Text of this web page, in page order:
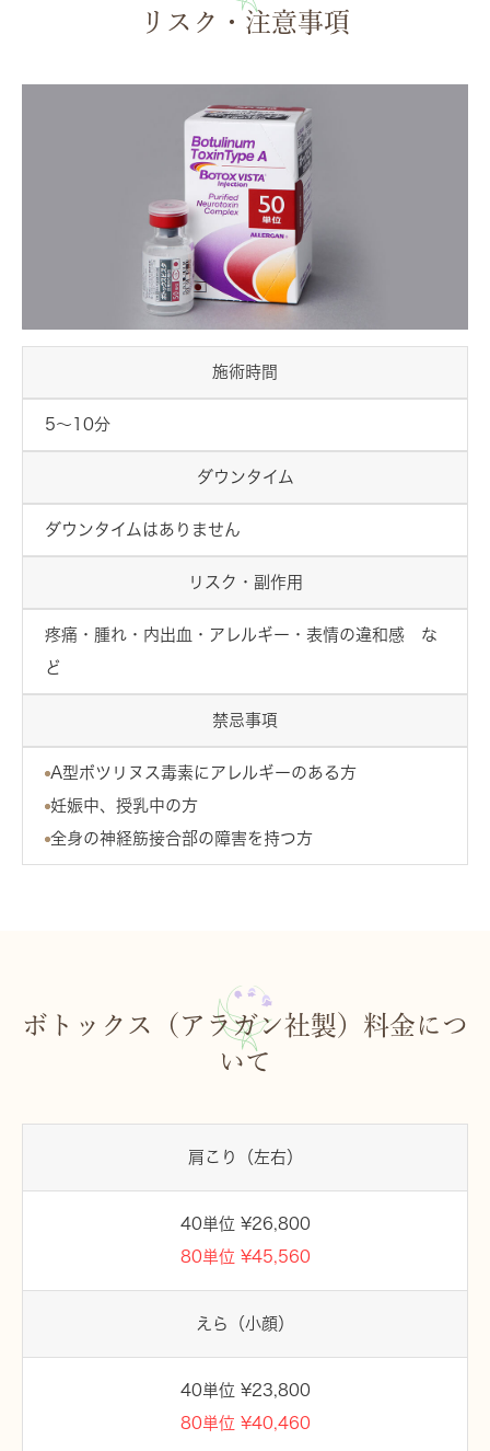
リスク・注意事項
施術時間
5～10分
ダウンタイム
ダウンタイムはありません
リスク・副作用
疼痛・腫れ・内出血・アレルギー・表情の違和感 な
ど
禁忌事項
A型ボツリヌス毒素にアレルギーのある方
妊娠中、授乳中の方
全身の神経筋接合部の障害を持つ方
ボトックス（アラガン社製）料金につ
いて
肩こり（左右）
40単位 ¥26,800
80単位 ¥45,560
えら（小顔）
40単位 ¥23,800
80単位 ¥40,460